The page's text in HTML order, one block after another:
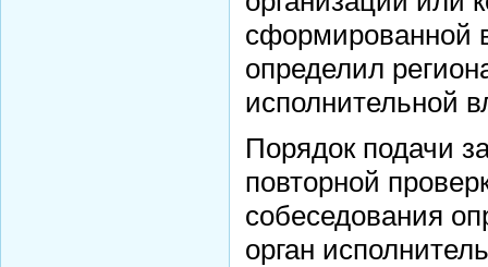
сформированной
определил
исполнительной
Порядок подачи
повторной
собеседования
орган